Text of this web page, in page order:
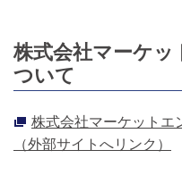
株式会社マーケ
ついて
株式会社マーケットエ
（外部サイトへリンク）